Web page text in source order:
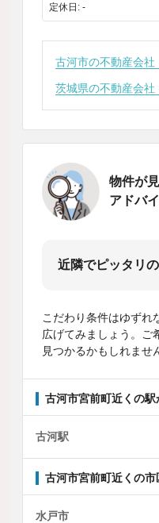
定休日: -
古河市の不動産会社
茨城県の不動産会社
物件が
アドバ
近隣でピッタリ
こだわり条件はゆず
広げてみましょう。ご
見つかるかもしれませ
古河市宮前町近くの駅
古河駅
古河市宮前町近くの市
水戸市